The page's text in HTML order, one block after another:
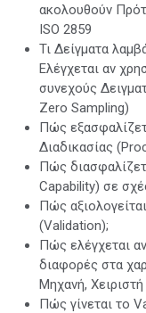
ακολουθούν
ISO 2859
Τι Δείγματα
Ελέγχεται αν
συνεχούς
Zero Sampling)
Πώς
Διαδικασίας
Πώς
Capability) σε
Πώς
(Validation);
Πώς ελέγχεται
διαφορές στα
Μηχανή,
Πώς γίνεται το